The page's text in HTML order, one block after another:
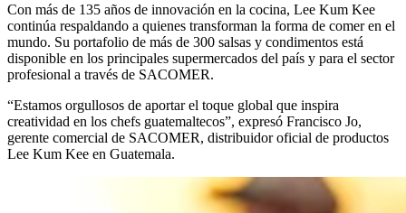
Con más de 135 años de innovación en la cocina, Lee Kum Kee
continúa respaldando a quienes transforman la forma de comer en el
mundo. Su portafolio de más de 300 salsas y condimentos está
disponible en los principales supermercados del país y para el sector
profesional a través de SACOMER.
“Estamos orgullosos de aportar el toque global que inspira
creatividad en los chefs guatemaltecos”, expresó Francisco Jo,
gerente comercial de SACOMER, distribuidor oficial de productos
Lee Kum Kee en Guatemala.